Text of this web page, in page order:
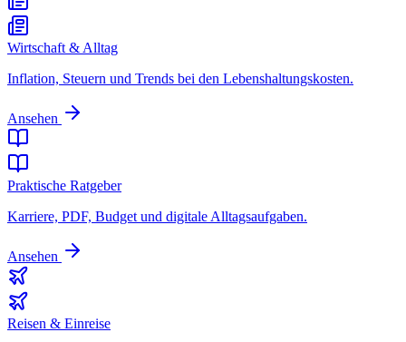
Wirtschaft & Alltag
Inflation, Steuern und Trends bei den Lebenshaltungskosten.
Ansehen
Praktische Ratgeber
Karriere, PDF, Budget und digitale Alltagsaufgaben.
Ansehen
Reisen & Einreise